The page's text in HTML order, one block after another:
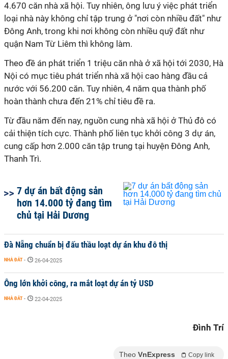
4.670 căn nhà xã hội. Tuy nhiên, ông lưu ý việc phát triển
loại nhà này không chỉ tập trung ở "nơi còn nhiều đất" như
Đông Anh, trong khi nơi không còn nhiều quỹ đất như
quận Nam Từ Liêm thì không làm.
Theo đề án phát triển 1 triệu căn nhà ở xã hội tới 2030, Hà
Nội có mục tiêu phát triển nhà xã hội cao hàng đầu cả
nước với 56.200 căn. Tuy nhiên, 4 năm qua thành phố
hoàn thành chưa đến 21% chỉ tiêu đề ra.
Từ đầu năm đến nay, nguồn cung nhà xã hội ở Thủ đô có
cải thiện tích cực. Thành phố liên tục khởi công 3 dự án,
cung cấp hơn 2.000 căn tập trung tại huyện Đông Anh,
Thanh Trì.
7 dự án bất động sản
hơn 14.000 tỷ đang tìm
chủ tại Hải Dương
Đà Nẵng chuẩn bị đấu thầu loạt dự án khu đô thị
NHÀ ĐẤT - 26-04-2025
Ông lớn khởi công, ra mắt loạt dự án tỷ USD
NHÀ ĐẤT - 22-04-2025
Đình Trí
Theo VnExpress Copy link